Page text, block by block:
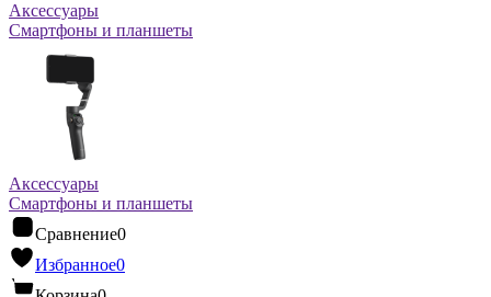
Аксессуары
Смартфоны и планшеты
Аксессуары
Смартфоны и планшеты
Сравнение0
Избранное0